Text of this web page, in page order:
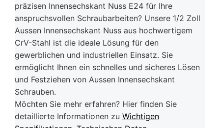
präzisen Innensechskant Nuss E24 für Ihre
anspruchsvollen Schraubarbeiten? Unsere 1/2 Zoll
Aussen Innensechskant Nuss aus hochwertigem
CrV-Stahl ist die ideale Lösung für den
gewerblichen und industriellen Einsatz. Sie
ermöglicht Ihnen ein schnelles und sicheres Lösen
und Festziehen von Aussen Innensechskant
Schrauben.
Möchten Sie mehr erfahren? Hier finden Sie
detaillierte Informationen zu Wichtigen